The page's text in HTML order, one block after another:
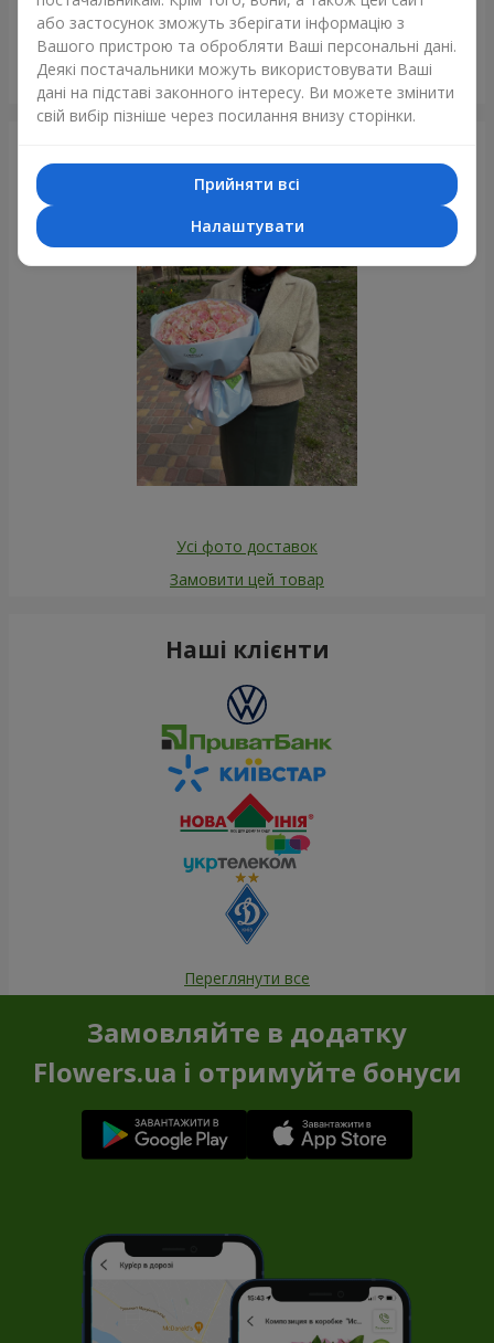
Гігантський бежевий ведмедик і 25 червоних троянд
Дніпро
Фотогалерея
Усі фото доставок
Замовити цей товар
Наші клієнти
Переглянути все
Замовляйте в додатку
Flowers.ua і отримуйте бонуси
або застосунок зможуть зберігати інформацію з
Вашого пристрою та обробляти Ваші персональні дані.
Деякі постачальники можуть використовувати Ваші
дані на підставі законного інтересу. Ви можете змінити
свій вибір пізніше через посилання внизу сторінки.
Прийняти всі
Налаштувати